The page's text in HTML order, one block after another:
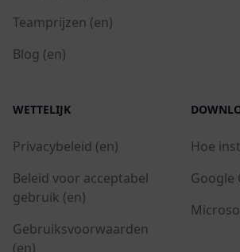
Teamprijzen (en)
Blog (en)
WETTELIJK
Privacybeleid (en)
Beleid voor acceptabel
gebruik (en)
Gebruiksvoorwaarden
(en)
Hoe
Google